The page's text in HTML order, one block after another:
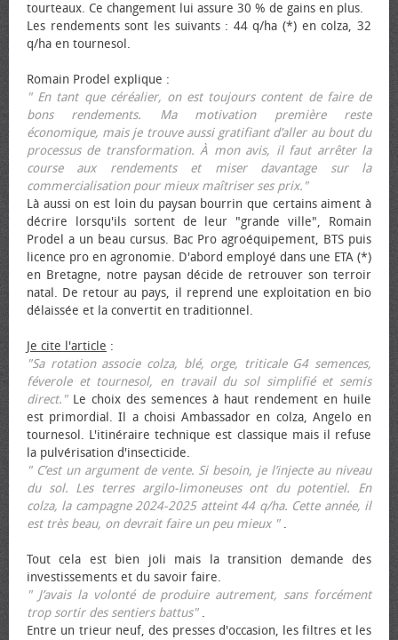
tourteaux. Ce changement lui assure 30 % de gains en plus.
Les rendements sont les suivants : 44 q/ha (*) en colza, 32
q/ha en tournesol.
Romain Prodel explique :
" En tant que céréalier, on est toujours content de faire de
bons rendements. Ma motivation première reste
économique, mais je trouve aussi gratifiant d’aller au bout du
processus de transformation. À mon avis, il faut arrêter la
course aux rendements et miser davantage sur la
commercialisation pour mieux maîtriser ses prix."
Là aussi on est loin du paysan bourrin que certains aiment à
décrire lorsqu'ils sortent de leur "grande ville", Romain
Prodel a un beau cursus. Bac Pro agroéquipement, BTS puis
licence pro en agronomie. D'abord employé dans une ETA (*)
en Bretagne, notre paysan décide de retrouver son terroir
natal. De retour au pays, il reprend une exploitation en bio
délaissée et la convertit en traditionnel.
Je cite l'article :
"Sa rotation associe colza, blé, orge, triticale G4 semences,
féverole et tournesol, en travail du sol simplifié et semis
direct."Le choix des semences à haut rendement en huile
est primordial. Il a choisi Ambassador en colza, Angelo en
tournesol. L'itinéraire technique est classique mais il refuse
la pulvérisation d'insecticide.
" C’est un argument de vente. Si besoin, je l’injecte au niveau
du sol. Les terres argilo-limoneuses ont du potentiel. En
colza, la campagne 2024-2025 atteint 44 q/ha. Cette année, il
est très beau, on devrait faire un peu mieux ".
Tout cela est bien joli mais la transition demande des
investissements et du savoir faire.
" J’avais la volonté de produire autrement, sans forcément
trop sortir des sentiers battus".
Entre un trieur neuf, des presses d'occasion, les filtres et les